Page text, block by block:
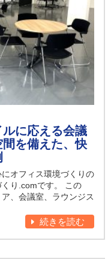
に応える会議
を備えた、快
オフィス環境づくりの
り.comです。 この
、会議室、ラウンジス
続きを読む